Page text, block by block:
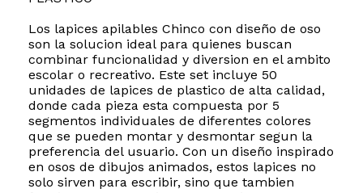
Los lapices apilables Chinco con diseño de oso
son la solucion ideal para quienes buscan
combinar funcionalidad y diversion en el ambito
escolar o recreativo. Este set incluye 50
unidades de lapices de plastico de alta calidad,
donde cada pieza esta compuesta por 5
segmentos individuales de diferentes colores
que se pueden montar y desmontar segun la
preferencia del usuario. Con un diseño inspirado
en osos de dibujos animados, estos lapices no
solo sirven para escribir, sino que tambien